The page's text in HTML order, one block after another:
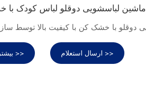
ماشین لباسشویی دوقلو لباس کودک
بیشتر ببینید >> ارسال استعلام >>